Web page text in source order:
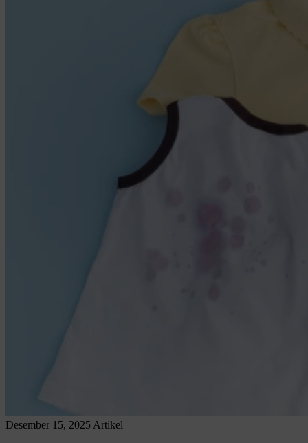
Desember 15, 2025 Artikel